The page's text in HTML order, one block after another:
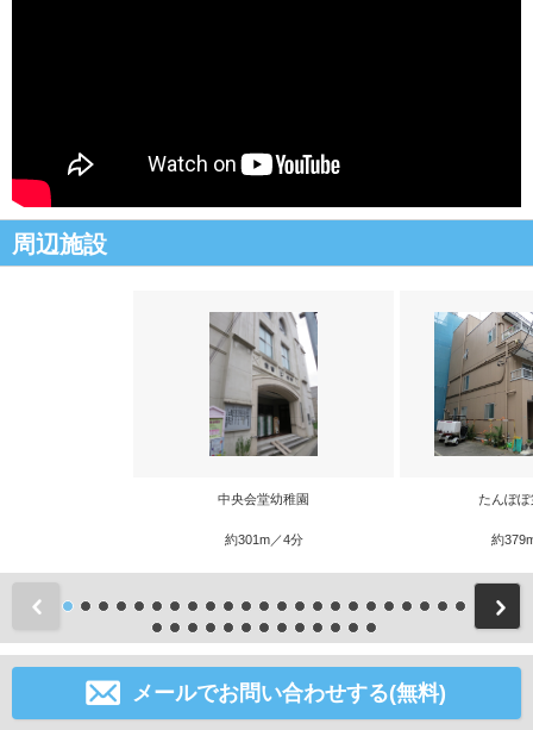
周辺施設
中央会堂幼稚園
約301m／4分
たんぽ
約
前
メールでお問い合わせする(無料)